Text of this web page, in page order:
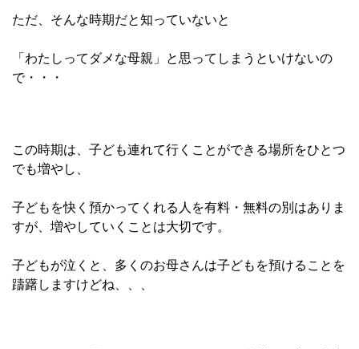
ただ、そんな時期だと知っていないと
「わたしってダメな母親」と思ってしまうといけないの
で・・・
この時期は、子ども連れて行くことができる場所をひとつ
でも増やし、
子どもを快く預かってくれる人を有料・無料の別はありま
すが、増やしていくことは大切です。
子どもが泣くと、多くのお母さんは子どもを預けることを
躊躇しますけどね、、、